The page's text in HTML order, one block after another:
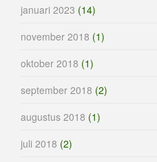
januari 2023 (14)
november 2018 (1)
oktober 2018 (1)
september 2018 (2)
augustus 2018 (1)
juli 2018 (2)